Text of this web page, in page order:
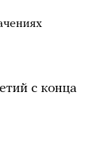
с конца